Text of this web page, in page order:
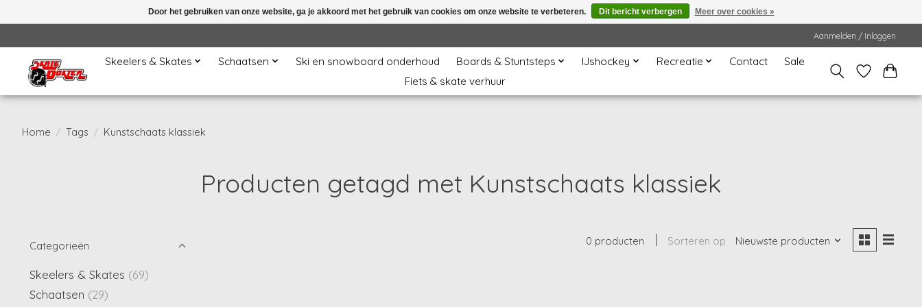
Aanmelden / Inloggen
Skeelers & Skates Schaatsen Ski en snowboard onderhoud Boards & Stuntsteps IJshockey Recreatie Contact
Sale
Fiets & skate verhuur
Home / Tags / Kunstschaats klassiek
Producten getagd met Kunstschaats klassiek
Categorieën
Skeelers & Skates (69)
Schaatsen (29)
0 producten Sorteren op Nieuwste producten
Door het gebruiken van onze website, ga je akkoord met het gebruik van cookies om onze website te verbeteren. Dit bericht verbergen Meer over cookies »